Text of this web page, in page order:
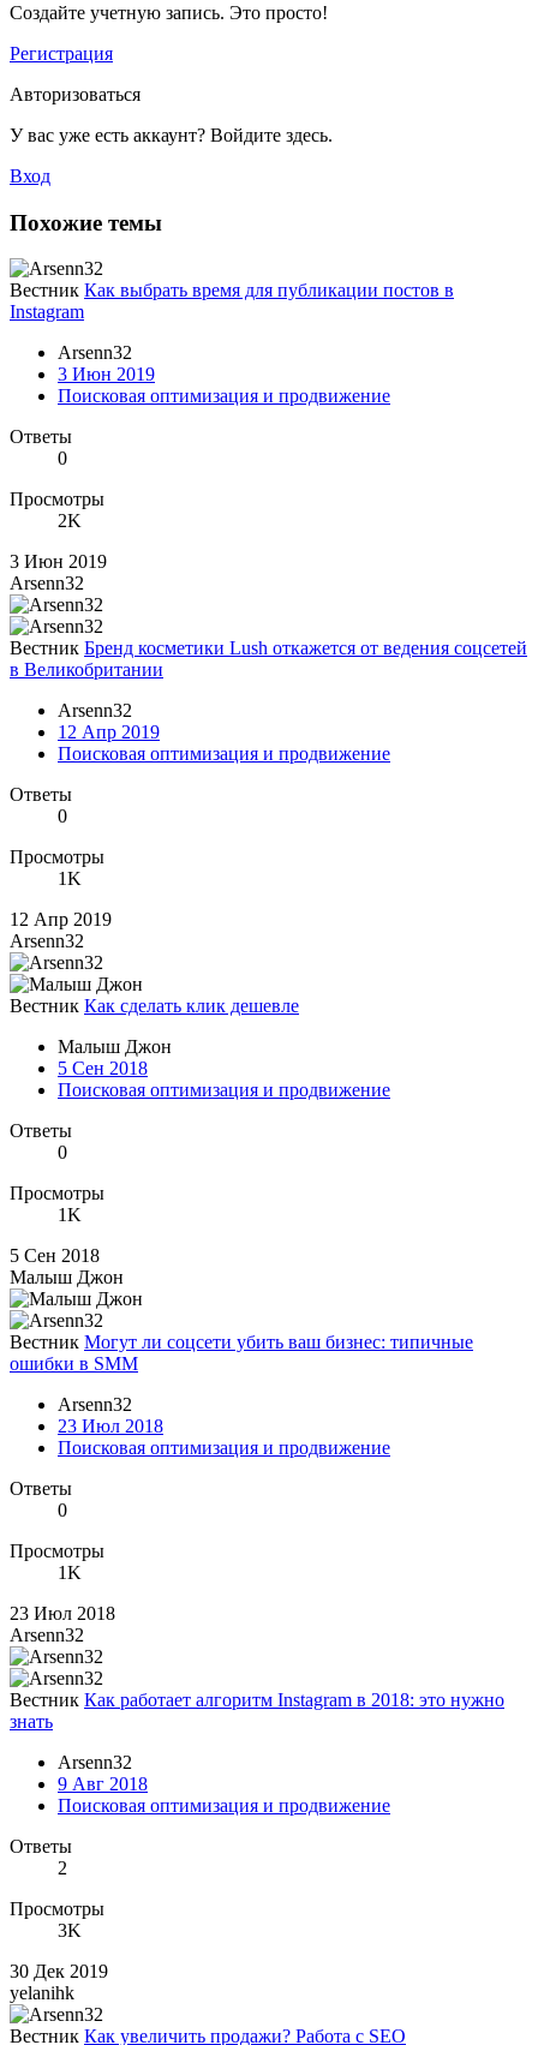
Создайте учетную запись. Это просто!
Регистрация
Авторизоваться
У вас уже есть аккаунт? Войдите здесь.
Вход
Похожие темы
Вестник Как выбрать время для публикации постов в
Instagram
Arsenn32
3 Июн 2019
Поисковая оптимизация и продвижение
Ответы
0
Просмотры
2K
3 Июн 2019
Arsenn32
Вестник Бренд косметики Lush откажется от ведения соцсетей
в Великобритании
Arsenn32
12 Апр 2019
Поисковая оптимизация и продвижение
Ответы
0
Просмотры
1K
12 Апр 2019
Arsenn32
Вестник Как сделать клик дешевле
Малыш Джон
5 Сен 2018
Поисковая оптимизация и продвижение
Ответы
0
Просмотры
1K
5 Сен 2018
Малыш Джон
Вестник Могут ли соцсети убить ваш бизнес: типичные
ошибки в SMM
Arsenn32
23 Июл 2018
Поисковая оптимизация и продвижение
Ответы
0
Просмотры
1K
23 Июл 2018
Arsenn32
Вестник Как работает алгоритм Instagram в 2018: это нужно
знать
Arsenn32
9 Авг 2018
Поисковая оптимизация и продвижение
Ответы
2
Просмотры
3K
30 Дек 2019
yelanihk
Вестник Как увеличить продажи? Работа с SEO